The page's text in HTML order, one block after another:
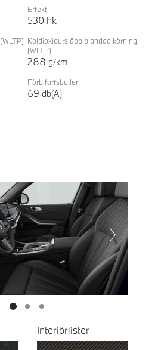
Effekt
530 hk
(WLTP) Koldioxidutsläpp blandad körning
(WLTP)
288 g/km
Förbifartsbuller
69 db(A)
Next
Interiörlister